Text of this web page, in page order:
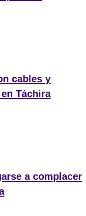
cables y
Táchira
a complacer